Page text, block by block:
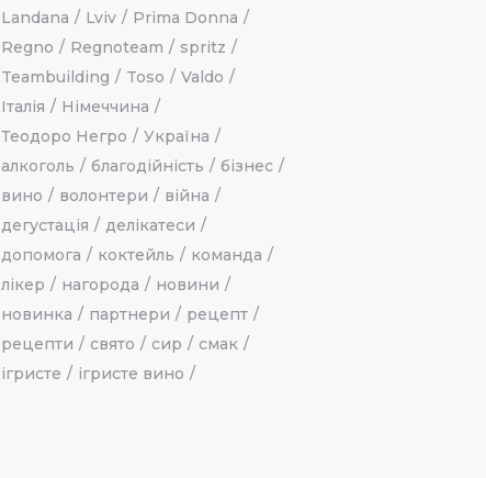
Landana
Lviv
Prima Donna
Regno
Regnoteam
spritz
Teambuilding
Toso
Valdo
Італія
Німеччина
Теодоро Негро
Україна
алкоголь
благодійність
бізнес
вино
волонтери
війна
дегустація
делікатеси
допомога
коктейль
команда
лікер
нагорода
новини
новинка
партнери
рецепт
рецепти
свято сир
смак
ігристе
ігристе вино